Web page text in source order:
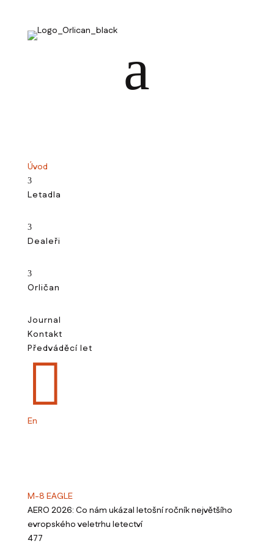
a
Úvod
3
Letadla
3
Dealeři
3
Orličan
Journal
Kontakt
Předváděcí let

En
M-8 EAGLE
AERO 2026: Co nám ukázal letošní ročník největšího
evropského veletrhu letectví
477